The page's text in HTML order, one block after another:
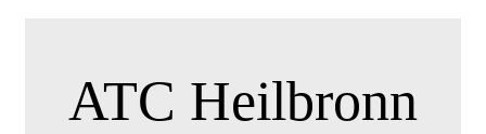
ATC Heilbronn